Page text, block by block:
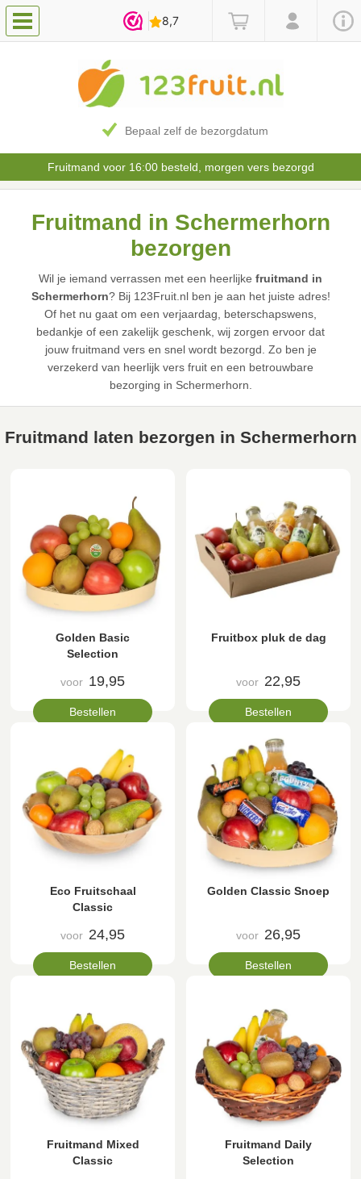
Bepaal zelf de bezorgdatum
Fruitmand voor 16:00 besteld, morgen vers bezorgd
Fruitmand in Schermerhorn
bezorgen
Wil je iemand verrassen met een heerlijke fruitmand in
Schermerhorn? Bij 123Fruit.nl ben je aan het juiste adres!
Of het nu gaat om een verjaardag, beterschapswens,
bedankje of een zakelijk geschenk, wij zorgen ervoor dat
jouw fruitmand vers en snel wordt bezorgd. Zo ben je
verzekerd van heerlijk vers fruit en een betrouwbare
bezorging in Schermerhorn.
Fruitmand laten bezorgen in Schermerhorn
Golden Basic
Selection
voor 19,95
Bestellen
Fruitbox pluk de dag
voor 22,95
Bestellen
Eco Fruitschaal
Classic
voor 24,95
Bestellen
Golden Classic Snoep
voor 26,95
Bestellen
Fruitmand Mixed
Classic
Fruitmand Daily
Selection